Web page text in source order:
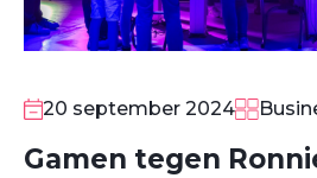
20 september 2024
Gamen tegen